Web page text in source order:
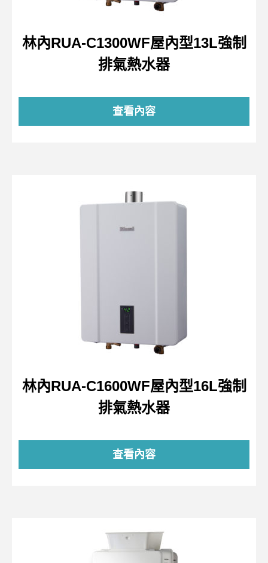
林內RUA-C1300WF屋內型13L強制
排氣熱水器
查看內容
林內RUA-C1600WF屋內型16L強制
排氣熱水器
查看內容